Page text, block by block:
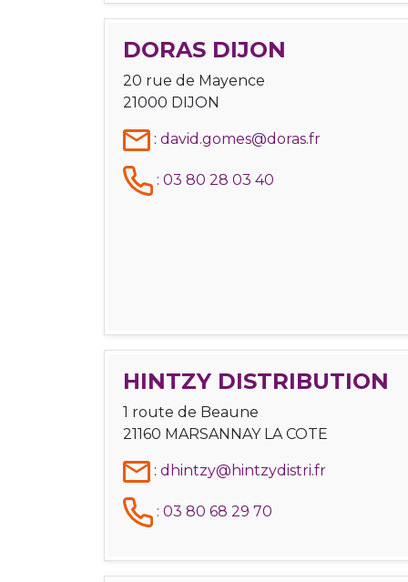
DORAS DIJON
20 rue de Mayence
21000 DIJON
: david.gomes@doras.fr
: 03 80 28 03 40
HINTZY DISTRIBUTION
1 route de Beaune
21160 MARSANNAY LA COTE
: dhintzy@hintzydistri.fr
: 03 80 68 29 70